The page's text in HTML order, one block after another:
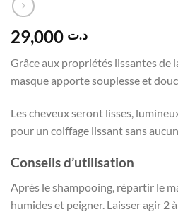
د.ت
Grâce aux propriétés lissantes de
masque apporte souplesse et
Les cheveux seront lisses,
pour un coiffage lissant sans
Conseils d’utilisation
Après le shampooing, répartir le
humides et peigner. Laisser agir 2